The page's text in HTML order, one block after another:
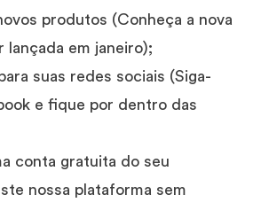
produtos (Conheça a nova
lançada em janeiro);
suas redes sociais (Siga-
e fique por dentro das
conta gratuita do seu
nossa plataforma sem